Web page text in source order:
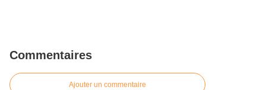
Commentaires
Ajouter un commentaire